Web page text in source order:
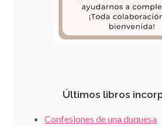
Últimos libros
Confesiones de una duquesa